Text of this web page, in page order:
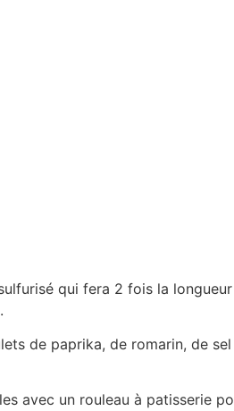
qui fera 2 fois la longueur
de paprika, de romarin, de sel
avec un rouleau à patisserie